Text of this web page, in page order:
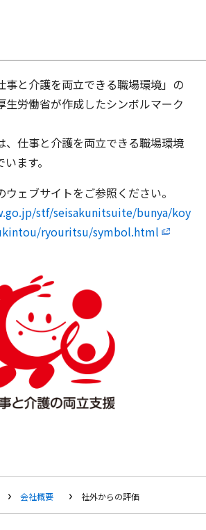
事と介護を両立できる職場環境」の
生労働省が作成したシンボルマーク
、仕事と介護を両立できる職場環境
ます。
ェブサイトをご参照ください。
stf/seisakunitsuite/bunya/koy
ryouritsu/symbol.html
会社概要 社外からの評価